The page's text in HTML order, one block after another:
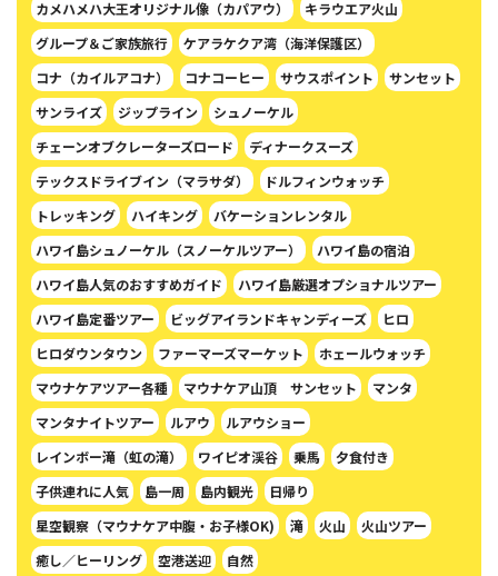
カメハメハ大王オリジナル像（カパアウ）
キラウエア火山
グループ＆ご家族旅行
ケアラケクア湾（海洋保護区）
コナ（カイルアコナ）
コナコーヒー サウスポイント
サンセット
サンライズ
ジップライン
シュノーケル
チェーンオブクレーターズロード
ディナークスーズ
テックスドライブイン（マラサダ）
ドルフィンウォッチ
トレッキング
ハイキング
バケーションレンタル
ハワイ島シュノーケル（スノーケルツアー）
ハワイ島の宿泊
ハワイ島人気のおすすめガイド
ハワイ島厳選オプショナルツアー
ハワイ島定番ツアー
ビッグアイランドキャンディーズ
ヒロ
ヒロダウンタウン
ファーマーズマーケット
ホェールウォッチ
マウナケアツアー各種
マウナケア山頂 サンセット
マンタ
マンタナイトツアー
ルアウ
ルアウショー
レインボー滝（虹の滝）
ワイピオ渓谷 乗馬
夕食付き
子供連れに人気
島一周 島内観光
日帰り
星空観察（マウナケア中腹・お子様OK)
滝 火山
火山ツアー
癒し／ヒーリング
空港送迎
自然